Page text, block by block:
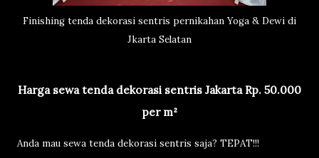
Finishing tenda dekorasi sentris pernikahan Yoga & Dewi di
Jkarta Selatan
Harga sewa tenda dekorasi sentris Jakarta Rp. 50.000
per m²
Anda mau sewa tenda dekorasi sentris saja? TEPAT!!!